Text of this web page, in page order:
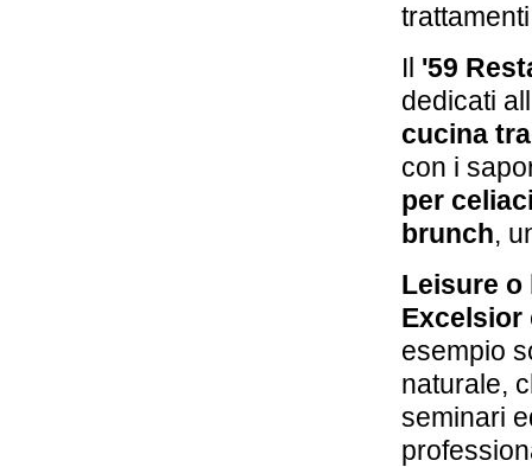
Il '59
dedicati
cucina
con i
per
brunch,
Leisure o
Excelsior
esempio
naturale,
seminari